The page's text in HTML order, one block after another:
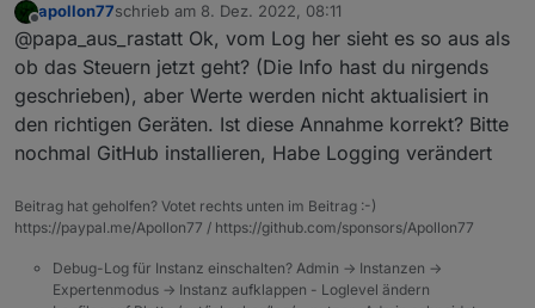
apollon77schrieb am 8. Dez. 2022, 08:11
zuletzt editiert von
@papa_aus_rastatt Ok, vom Log her sieht es so aus als
ob das Steuern jetzt geht? (Die Info hast du nirgends
geschrieben), aber Werte werden nicht aktualisiert in
den richtigen Geräten. Ist diese Annahme korrekt? Bitte
nochmal GitHub installieren, Habe Logging verändert
Beitrag hat geholfen? Votet rechts unten im Beitrag :-)
https://paypal.me/Apollon77 / https://github.com/sponsors/Apollon77
Debug-Log für Instanz einschalten? Admin -> Instanzen ->
Expertenmodus -> Instanz aufklappen - Loglevel ändern